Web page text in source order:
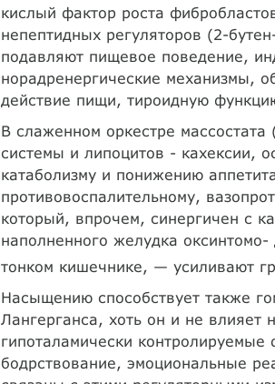
кислый фактор роста
непептидных регуляторов (2-
подавляют пищевое поведение,
норадренергические механизмы,
действие пищи, тироидную
В слаженном оркестре
системы и липоцитов - кахексии,
катаболизму и понижению
противовоспалительному,
который, впрочем, синергичен с
наполненного желудка оксинтомо-
тонком кишечнике, — усиливают
Насыщению способствует также
Лангерганса, хоть он и не
гипоталамически
бодрствование, эмоциональные